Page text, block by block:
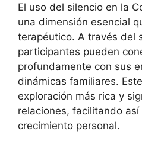
El uso del silencio en la
una dimensión esencial
terapéutico. A través del
participantes pueden
profundamente con sus
dinámicas familiares.
exploración más rica y
relaciones, facilitando así
crecimiento personal.